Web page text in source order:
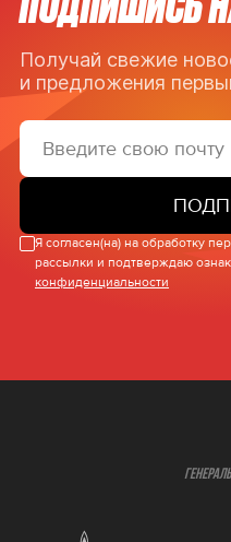
Получай свежие
и предложения
Я согласен(на) на обработку
рассылки и подтверждаю
конфиденциальности